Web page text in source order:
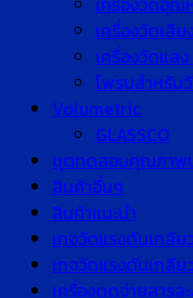
เครื่องวัดเสี
เครื่องวัดแส
โพรบสำหรั
Volumetric
GLASSCO
ชุดทดสอบคุณภาพ
สินค้าอื่นๆ
สินค้าแนะนำ
เกจวัดแรงดันเกลีย
เกจวัดแรงดันเกลีย
เครื่องดูดจ่ายสาร